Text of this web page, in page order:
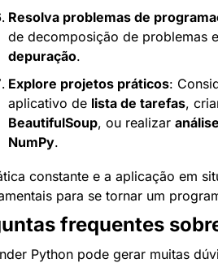
Resolva problemas de
de decomposição de problemas
depuração.
Explore projetos práticos:
aplicativo de lista de tarefas,
BeautifulSoup, ou realizar
NumPy.
constante e a aplicação em
para se tornar um
frequentes
Python pode gerar muitas